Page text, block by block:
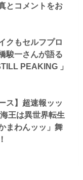
とコメントをお
クもセルフプロ
駿一さんが語る
PEAKING 」
ス】超速報ッッ
王は異世界転生
まわんッッ」舞